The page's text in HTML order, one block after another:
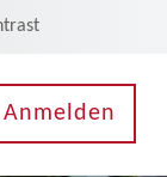
Anmelden